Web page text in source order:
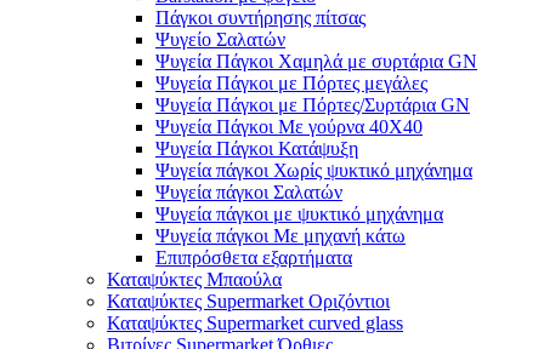
Πάγκοι συντήρησης πίτσας
Ψυγείο Σαλατών
Ψυγεία Πάγκοι Χαμηλά με συρτάρια GN
Ψυγεία Πάγκοι με Πόρτες μεγάλες
Ψυγεία Πάγκοι με Πόρτες/Συρτάρια GN
Ψυγεία Πάγκοι Με γούρνα 40Χ40
Ψυγεία Πάγκοι Κατάψυξη
Ψυγεία πάγκοι Χωρίς ψυκτικό μηχάνημα
Ψυγεία πάγκοι Σαλατών
Ψυγεία πάγκοι με ψυκτικό μηχάνημα
Ψυγεία πάγκοι Με μηχανή κάτω
Επιπρόσθετα εξαρτήματα
Καταψύκτες Μπαούλα
Καταψύκτες Supermarket Οριζόντιοι
Καταψύκτες Supermarket curved glass
Βιτρίνες Supermarket Όρθιες